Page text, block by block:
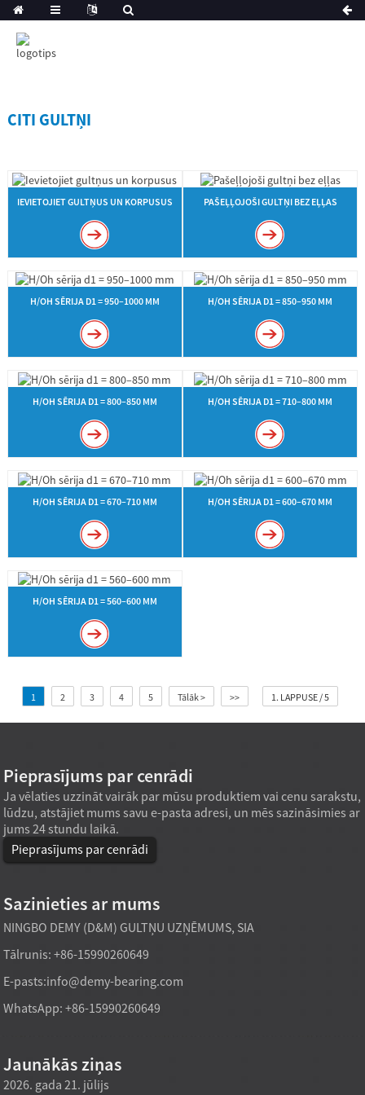
CITI GULTŅI
IEVIETOJIET GULTŅUS UN KORPUSUS PAŠEĻĻOJOŠI GULTŅI BEZ EĻĻAS
H/OH SĒRIJA D1 = 950–1000 MM H/OH SĒRIJA D1 = 850–950 MM
H/OH SĒRIJA D1 = 800–850 MM H/OH SĒRIJA D1 = 710–800 MM
H/OH SĒRIJA D1 = 670–710 MM H/OH SĒRIJA D1 = 600–670 MM
H/OH SĒRIJA D1 = 560–600 MM
1 2 3 4 5 Tālāk > >> 1. LAPPUSE / 5
Pieprasījums par cenrādi
Ja vēlaties uzzināt vairāk par mūsu produktiem vai cenu sarakstu,
lūdzu, atstājiet mums savu e-pasta adresi, un mēs sazināsimies ar
jums 24 stundu laikā.
Pieprasījums par cenrādi
Sazinieties ar mums
NINGBO DEMY (D&M) GULTŅU UZŅĒMUMS, SIA
Tālrunis: +86-15990260649
E-pasts:info@demy-bearing.com
WhatsApp: +86-15990260649
Jaunākās ziņas
2026. gada 21. jūlijs